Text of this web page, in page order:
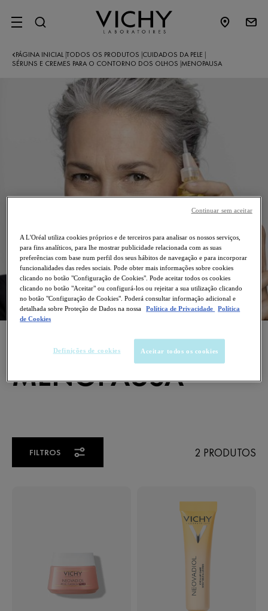
SITE MENU
PÁGINA INICIAL TODOS OS PRODUTOS CUIDADOS DA PELE
SÉRUNS E CREMES PARA O CONTORNO DOS OLHOS MENOPAUSA
SERUNS E CREMES PARA O
CONTORNO DOS OLHOS
MENOPAUSA
FILTROS 2 PRODUTOS
A L'Oréal utiliza cookies próprios e de terceiros para analisar os nossos serviços,
para fins analíticos, para lhe mostrar publicidade relacionada com as suas
preferências com base num perfil dos seus hábitos de navegação e para incorporar
funcionalidades das redes sociais. Pode obter mais informações sobre cookies
clicando no botão "Configuração de Cookies". Pode aceitar todos os cookies
clicando no botão "Aceitar" ou configurá-los ou rejeitar a sua utilização clicando
no botão "Configuração de Cookies". Poderá consultar informação adicional e
detalhada sobre Proteção de Dados na nossa
Política de Privacidade
Política
de Cookies
Definições de cookies Aceitar todos os cookies
Continuar sem aceitar